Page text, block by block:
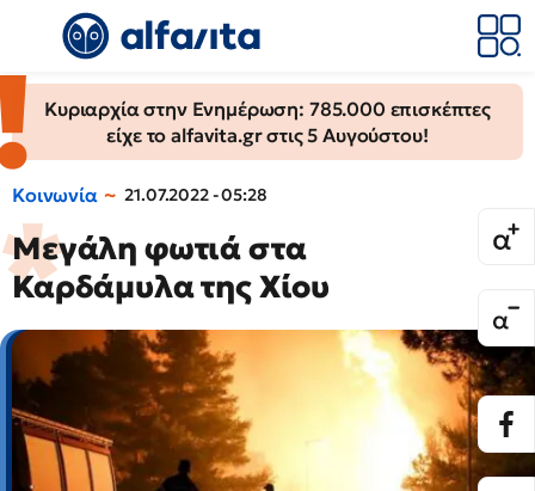
Κυριαρχία στην Ενημέρωση: 785.000 επισκέπτες
είχε το alfavita.gr στις 5 Αυγούστου!
Κοινωνία 21.07.2022 - 05:28
Μεγάλη φωτιά στα
Καρδάμυλα της Χίου